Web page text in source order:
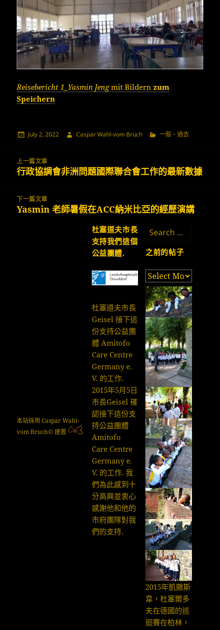
Reisebericht 1_Yasmin Jengmit Bildernzum
Speichern
發
期:
July 2, 2022
作
Caspar Wahl-vom Bruch
分
一般、 過去
navigation
上一篇文章
上
篇
文
行政協調會非洲問題國際聯合會工作的最新數據
下一篇文章
下
Yasmin 老師暑假在ACC納米比亞的經歷演講
Search
之前的帖子
之
前
的
帖
子
2015年凱撒斯
韋，杜塞爾多
夫在德國的巡
迴賽在柏林，
杜塞道夫市長
支持我們這個
公益團體.
杜塞道夫市長
Geisel 接下這
份支持公益團
體 Amitofo
Care Centre
Germany e.
V. 的工作.
2015年5月5日
市長Geisel 確
認接下這份支
持公益團體
Amitofo
Care Centre
Germany e.
V. 的工作. 我
們為此感到十
分高興並衷心
感謝他和他的
市府團隊對我
們的支持.
本站採用 Caspar Wahl-
vom Bruch© 建置